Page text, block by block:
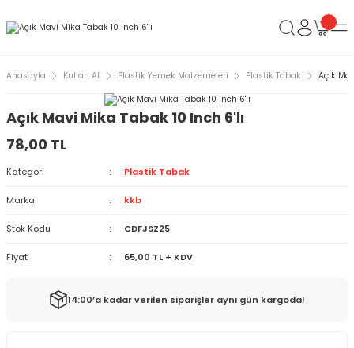
Anasayfa Kullan At Plastik Yemek Malzemeleri Plastik Tabak Açık
Açık Mavi Mika Tabak 10 Inch 6'lı
78,00 TL
Kategori Plastik Tabak
Marka kkb
Stok Kodu CDFJSZ25
Fiyat 65,00 TL + KDV
14:00’a kadar verilen siparişler aynı gün kargoda!